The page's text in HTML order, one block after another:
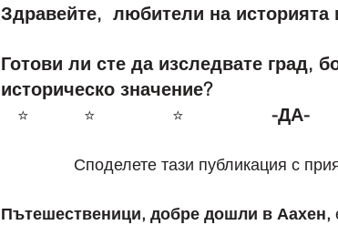
Здравейте,  любители на
Готови ли сте да изследвате град,
историческо значение?
⭐ ⭐ ⭐
Споделете тази
Пътешественици, добре дошли в Аахен,